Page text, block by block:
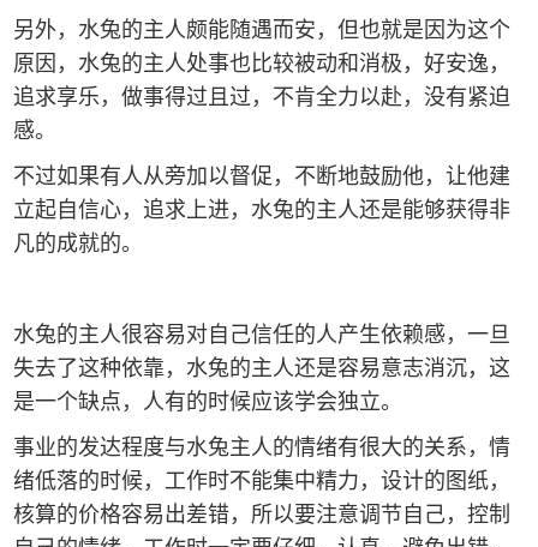
另外，水兔的主人颇能随遇而安，但也就是因为这个
原因，水兔的主人处事也比较被动和消极，好安逸，
追求享乐，做事得过且过，不肯全力以赴，没有紧迫
感。
不过如果有人从旁加以督促，不断地鼓励他，让他建
立起自信心，追求上进，水兔的主人还是能够获得非
凡的成就的。
水兔的主人很容易对自己信任的人产生依赖感，一旦
失去了这种依靠，水兔的主人还是容易意志消沉，这
是一个缺点，人有的时候应该学会独立。
事业的发达程度与水兔主人的情绪有很大的关系，情
绪低落的时候，工作时不能集中精力，设计的图纸，
核算的价格容易出差错，所以要注意调节自己，控制